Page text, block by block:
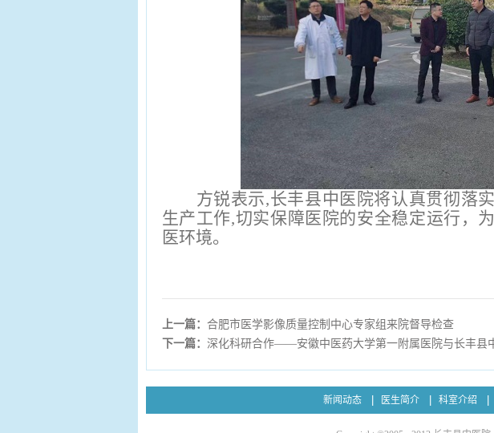
方锐表示,长丰县中医院将认真贯彻落
生产工作,切实保障医院的安全稳定运行，
医环境。
上一篇： 合肥市医学影像质量控制中心专家组来院督导检查
下一篇： 深化科研合作——安徽中医药大学第一附属医院与长丰县
新闻动态 医生简介 科室介绍